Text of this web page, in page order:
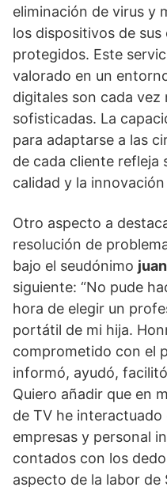
eliminación de virus y
los dispositivos de
protegidos. Este
valorado en un
digitales son cada vez
sofisticadas. La
para adaptarse a las
de cada cliente refleja
calidad y la
Otro aspecto a
resolución de
bajo el seudónimo
siguiente: “No pude
hora de elegir un
portátil de mi hija.
comprometido con el
informó, ayudó,
Quiero añadir que en
de TV he
empresas y personal
contados con los
aspecto de la labor de